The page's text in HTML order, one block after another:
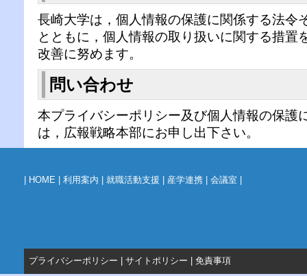
長崎大学は，個人情報の保護に関係する法令
とともに，個人情報の取り扱いに関する措置
改善に努めます。
問い合わせ
本プライバシーポリシー及び個人情報の保護
は，広報戦略本部にお申し出下さい。
HOME 利用案内 就職活動支援 産学連携 会議室
プライバシーポリシー サイトポリシー 免責事項